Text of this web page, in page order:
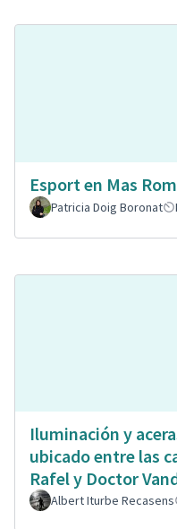
Esport en Mas
Patricia Doig Boronat
Iluminación y
ubicado entre las
Rafel y Doctor
Albert Iturbe Recasens